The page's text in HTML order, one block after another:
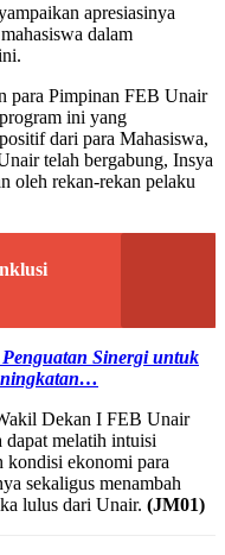
apresiasinya
dalam
para Pimpinan FEB Unair
ini yang
dari para Mahasiswa,
telah bergabung, Insya
oleh rekan-rekan pelaku
Sinergi untuk
Dekan I FEB Unair
dapat melatih intuisi
kondisi ekonomi para
sekaligus menambah
lulus dari Unair. (JM01)